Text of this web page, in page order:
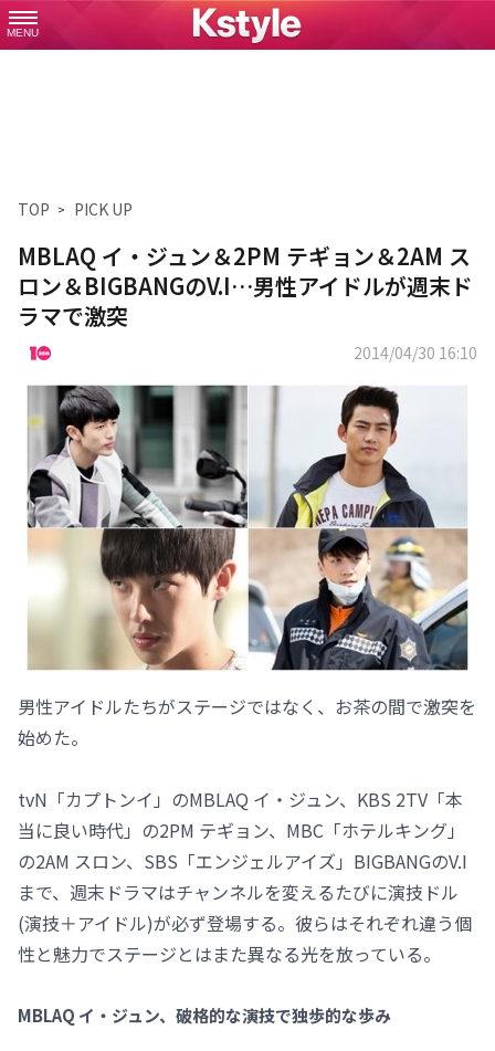
MENU
TOP PICK UP
MBLAQ イ・ジュン＆2PM テギョン＆2AM ス
ロン＆BIGBANGのV.I…男性アイドルが週末ド
ラマで激突
2014/04/30 16:10
男性アイドルたちがステージではなく、お茶の間で激突を
始めた。
tvN「カプトンイ」のMBLAQ イ・ジュン、KBS 2TV「本
当に良い時代」の2PM テギョン、MBC「ホテルキング」
の2AM スロン、SBS「エンジェルアイズ」BIGBANGのV.I
まで、週末ドラマはチャンネルを変えるたびに演技ドル
(演技＋アイドル)が必ず登場する。彼らはそれぞれ違う個
性と魅力でステージとはまた異なる光を放っている。
MBLAQ イ・ジュン、破格的な演技で独歩的な歩み